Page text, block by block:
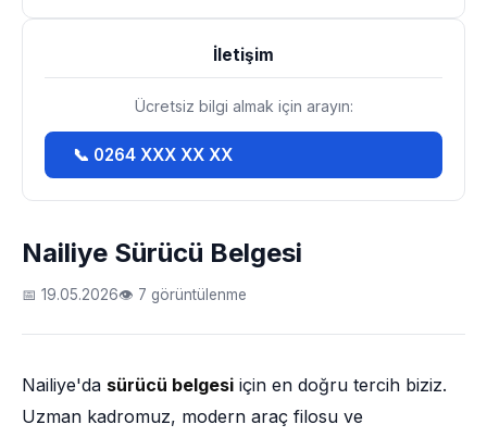
Nailiye Sürücü Belgesi
📅 19.05.2026👁 7 görüntülenme
Nailiye'da sürücü belgesi için en doğru tercih biziz.
Uzman kadromuz, modern araç filosu ve
İletişim
Ücretsiz bilgi almak için arayın:
📞 0264 XXX XX XX